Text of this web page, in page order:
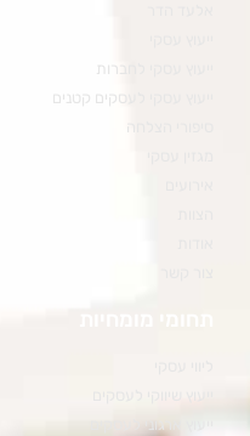
ייעוץ עסקי לחברות
ייעוץ עסקי לעסקים קטנים
ייעוץ ארגוני לעסקים